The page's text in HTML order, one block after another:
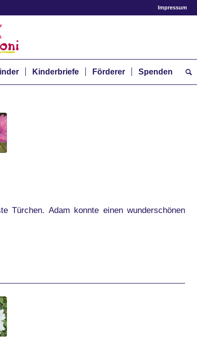
Impressum
Kinderbriefe Förderer Spenden
Türchen. Adam konnte einen wunderschönen